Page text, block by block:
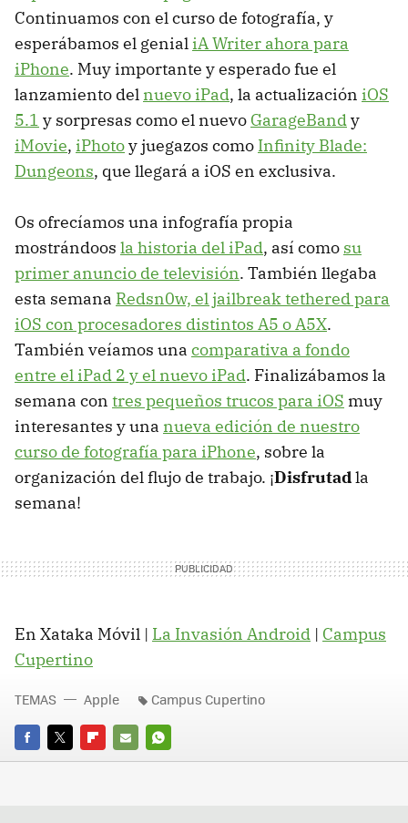
Continuamos con el curso de fotografía, y
esperábamos el genial iA Writer ahora para
iPhone. Muy importante y esperado fue el
lanzamiento del nuevo iPad, la actualización iOS
5.1 y sorpresas como el nuevo GarageBandy
iMovie, iPhotoy juegazos como Infinity Blade:
Dungeons, que llegará a iOS en exclusiva.
Os ofrecíamos una infografía propia
mostrándoos la historia del iPad, así como su
primer anuncio de televisión. También llegaba
esta semana Redsn0w, el jailbreak tethered para
iOS con procesadores distintos A5 o A5X.
También veíamos una comparativa a fondo
entre el iPad 2 y el nuevo iPad. Finalizábamos la
semana con tres pequeños trucos para iOS muy
interesantes y una nueva edición de nuestro
curso de fotografía para iPhone, sobre la
organización del flujo de trabajo. ¡Disfrutadla
semana!
En Xataka Móvil | La Invasión Android | Campus
Cupertino
FACEBOOK
TWITTERFLIPBOARD
E-
WHATSAPP
TEMAS Apple Campus Cupertino